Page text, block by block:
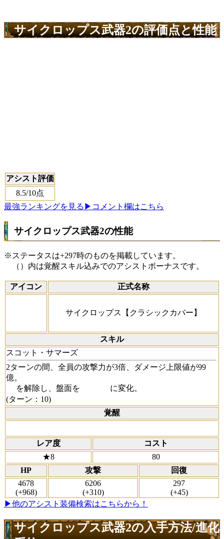
サイクロップス武器2の評価点と性能
アシスト評価
8.5/10点
最強ランキングを見る ▶コメント欄はこちら
サイクロップス武器2の性能
※ステータスは+297時のものを掲載しています。
（）内は覚醒スキル込みでのアシストボーナスです。
アイコン 正式名称
サイクロップス【クラシックカバー】
スキル
スコット・サマーズ
2ターンの間、全員の攻撃力が3倍、ダメージ上限値が99
億。
を解除し、盤面を
に変化。
(ターン：10)
覚醒
レア度
コスト
★8
80
HP
攻撃
回復
4678
(+968)
6206
(+310)
297
(+45)
▶他のアシスト装備検索はこちらから！
サイクロップス武器2の入手方法/進化